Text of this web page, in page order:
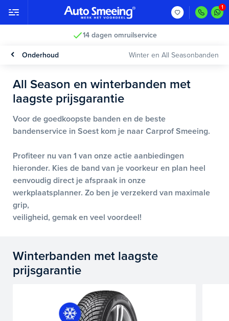
14 dagen omruilservice
Onderhoud Winter en All Seasonbanden
All Season en winterbanden met
laagste prijsgarantie
Voor de goedkoopste banden en de beste
bandenservice in Soest kom je naar Carprof Smeeing.
Profiteer nu van 1 van onze actie aanbiedingen
hieronder. Kies de band van je voorkeur en plan heel
eenvoudig direct je afspraak in onze
werkplaatsplanner. Zo ben je verzekerd van maximale
grip,
veiligheid, gemak en veel voordeel!
Winterbanden met laagste
prijsgarantie